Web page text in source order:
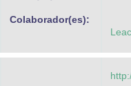
Colaborador(es):